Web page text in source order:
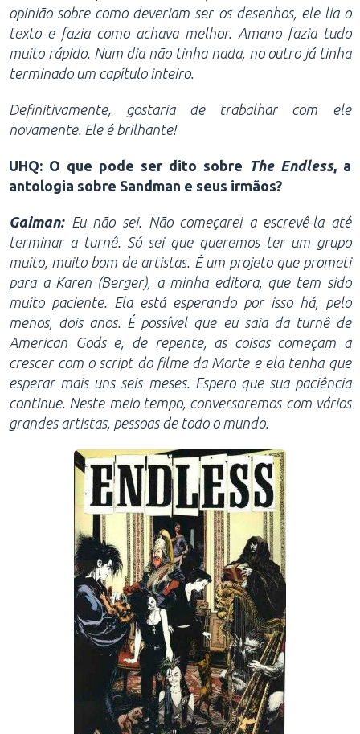
opinião sobre como deveriam ser os desenhos, ele lia o
texto e fazia como achava melhor. Amano fazia tudo
muito rápido. Num dia não tinha nada, no outro já tinha
terminado um capítulo inteiro.
Definitivamente, gostaria de trabalhar com ele
novamente. Ele é brilhante!
UHQ: O que pode ser dito sobre The Endless, a
antologia sobre Sandman e seus irmãos?
Gaiman:Eu não sei. Não começarei a escrevê-la até
terminar a turnê. Só sei que queremos ter um grupo
muito, muito bom de artistas. É um projeto que prometi
para a Karen (Berger), a minha editora, que tem sido
muito paciente. Ela está esperando por isso há, pelo
menos, dois anos. É possível que eu saia da turnê de
American Gods e, de repente, as coisas começam a
crescer com o script do filme da Morte e ela tenha que
esperar mais uns seis meses. Espero que sua paciência
continue. Neste meio tempo, conversaremos com vários
grandes artistas, pessoas de todo o mundo.